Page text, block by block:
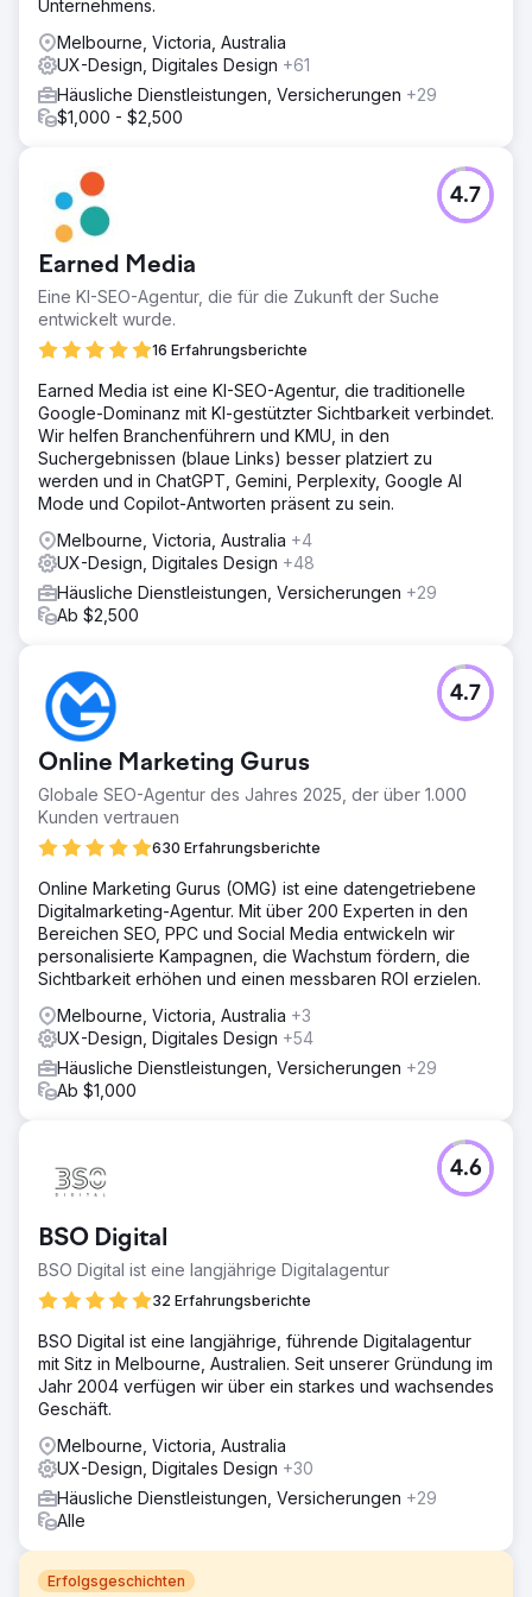
Unternehmens.
Melbourne, Victoria, Australia
UX-Design, Digitales Design +61
Häusliche Dienstleistungen, Versicherungen +29
$1,000 - $2,500
Earned Media
Eine KI-SEO-Agentur, die für die Zukunft der Suche
entwickelt wurde.
16 Erfahrungsberichte
4.7
Earned Media ist eine KI-SEO-Agentur, die traditionelle
Google-Dominanz mit KI-gestützter Sichtbarkeit verbindet.
Wir helfen Branchenführern und KMU, in den
Suchergebnissen (blaue Links) besser platziert zu
werden und in ChatGPT, Gemini, Perplexity, Google AI
Mode und Copilot-Antworten präsent zu sein.
Melbourne, Victoria, Australia +4
UX-Design, Digitales Design +48
Häusliche Dienstleistungen, Versicherungen +29
Ab $2,500
Online Marketing Gurus
Globale SEO-Agentur des Jahres 2025, der über 1.000
Kunden vertrauen
630 Erfahrungsberichte
4.7
Online Marketing Gurus (OMG) ist eine datengetriebene
Digitalmarketing-Agentur. Mit über 200 Experten in den
Bereichen SEO, PPC und Social Media entwickeln wir
personalisierte Kampagnen, die Wachstum fördern, die
Sichtbarkeit erhöhen und einen messbaren ROI erzielen.
Melbourne, Victoria, Australia +3
UX-Design, Digitales Design +54
Häusliche Dienstleistungen, Versicherungen +29
Ab $1,000
BSO Digital
BSO Digital ist eine langjährige Digitalagentur
32 Erfahrungsberichte
4.6
BSO Digital ist eine langjährige, führende Digitalagentur
mit Sitz in Melbourne, Australien. Seit unserer Gründung im
Jahr 2004 verfügen wir über ein starkes und wachsendes
Geschäft.
Melbourne, Victoria, Australia
UX-Design, Digitales Design +30
Häusliche Dienstleistungen, Versicherungen +29
Alle
Erfolgsgeschichten